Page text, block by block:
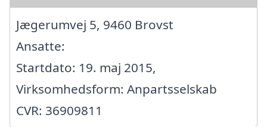
Jægerumvej 5, 9460 Brovst
Ansatte:
Startdato: 19. maj 2015,
Virksomhedsform: Anpartsselskab
CVR: 36909811